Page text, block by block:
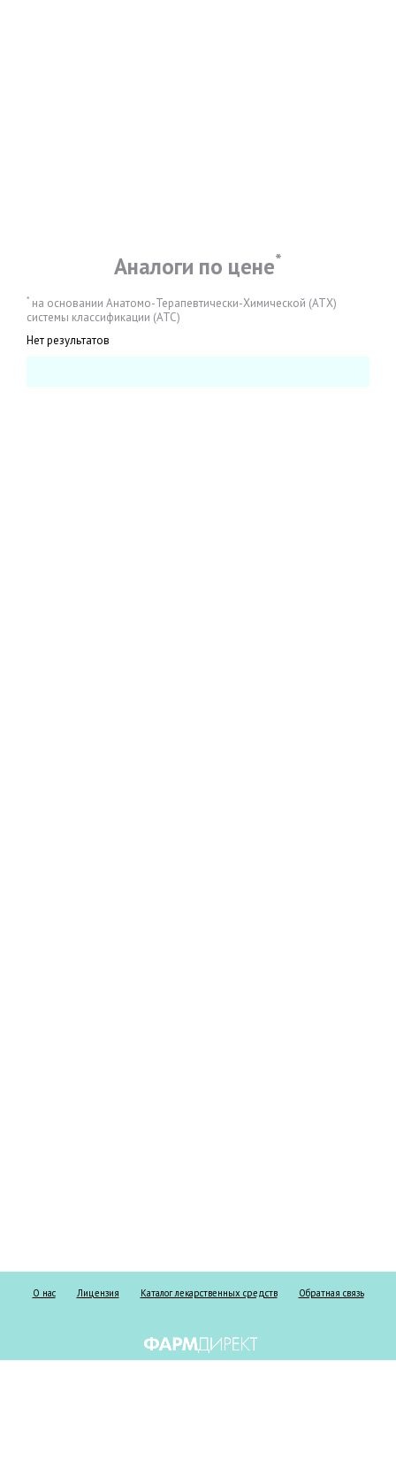
Аналоги по цене*
* на основании Анатомо-Терапевтически-Химической (АТХ)
системы классификации (АТС)
Нет результатов
О нас Лицензия Каталог лекарственных средств Обратная связь